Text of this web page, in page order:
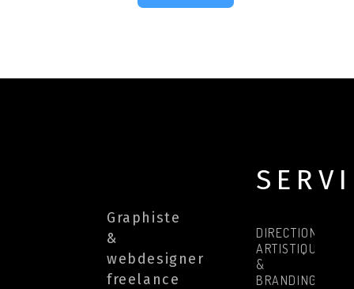
Graphiste
&
webdesigner
freelance
DIRECTION
ARTISTIQUE
&
BRANDING